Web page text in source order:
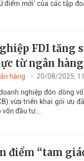
điểm mới’ của các tập
FDI tăng
từ ngân hàng
hàng
20/08/2025,
nghiệp đón dòng
vừa triển khai gói ưu
vốn đầu tư...
điểm “tam